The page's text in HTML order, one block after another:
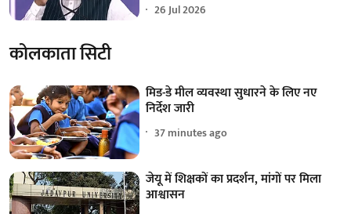
26 Jul 2026
कोलकाता सिटी
मिड-डे मील व्यवस्था सुधारने के लिए नए
निर्देश जारी
37 minutes ago
जेयू में शिक्षकों का प्रदर्शन, मांगों पर मिला
आश्वासन